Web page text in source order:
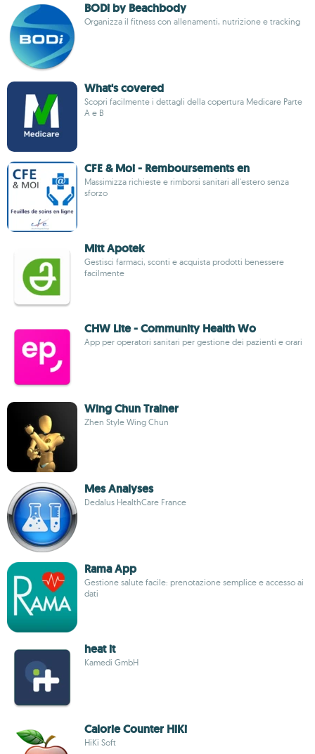
BODi by Beachbody
Organizza il fitness con allenamenti, nutrizione e tracking
What's covered
Scopri facilmente i dettagli della copertura Medicare Parte
A e B
CFE & Moi - Remboursements en
Massimizza richieste e rimborsi sanitari all'estero senza
sforzo
Mitt Apotek
Gestisci farmaci, sconti e acquista prodotti benessere
facilmente
CHW Lite - Community Health Wo
App per operatori sanitari per gestione dei pazienti e orari
Wing Chun Trainer
Zhen Style Wing Chun
Mes Analyses
Dedalus HealthCare France
Rama App
Gestione salute facile: prenotazione semplice e accesso ai
dati
heat it
Kamedi GmbH
Calorie Counter HiKi
HiKi Soft